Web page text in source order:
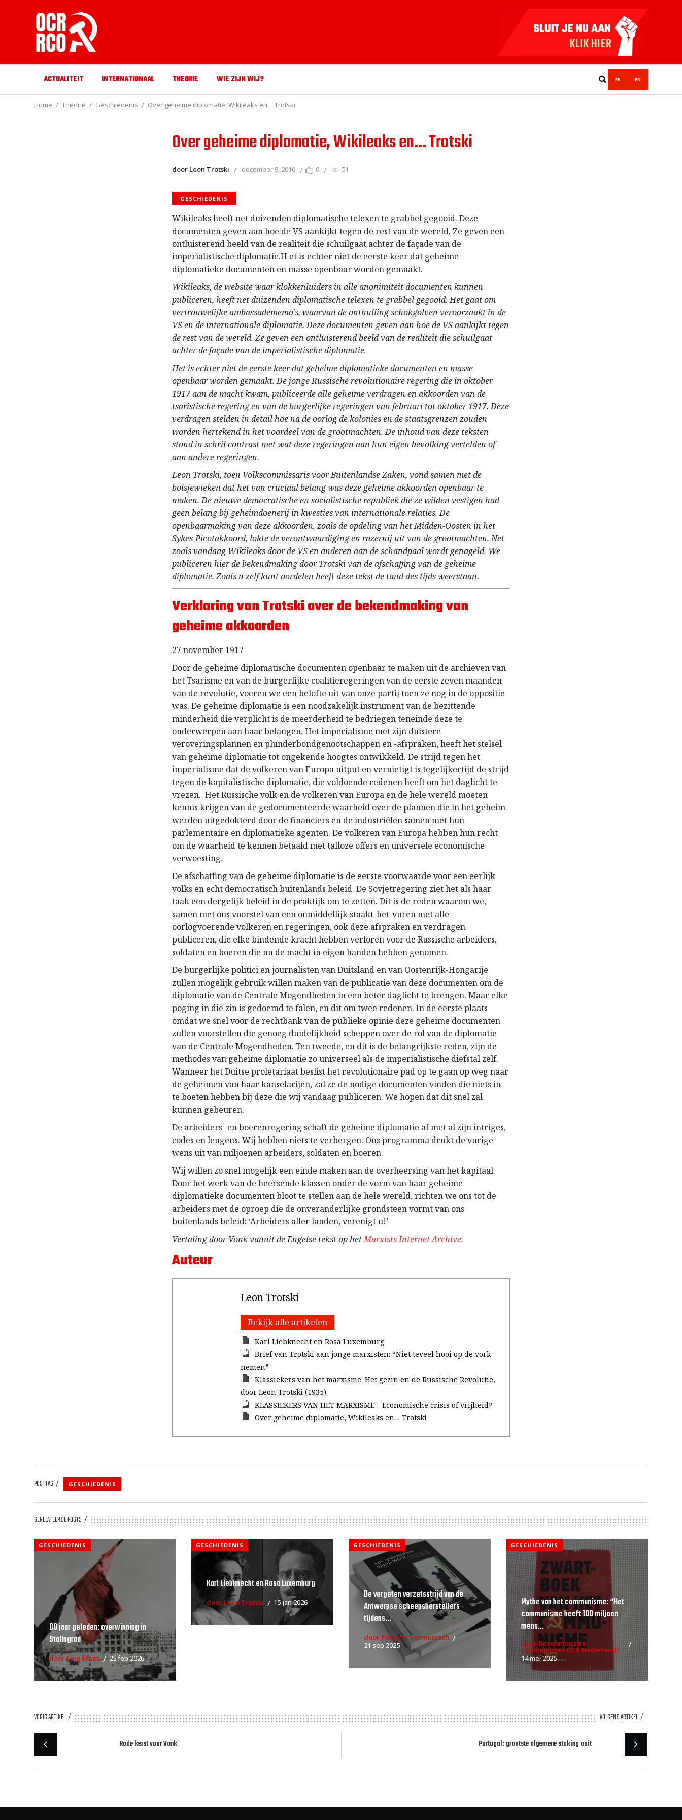
ACTUALITEIT INTERNATIONAAL THEORIE WIE ZIJN WIJ? FR EN
Home Theorie Geschiedenis Over geheime diplomatie, Wikileaks en… Trotski
Over geheime diplomatie, Wikileaks en… Trotski
door Leon Trotski december 9, 2010 0 51
GESCHIEDENIS
Wikileaks heeft net duizenden diplomatische telexen te grabbel gegooid. Deze
documenten geven aan hoe de VS aankijkt tegen de rest van de wereld. Ze geven een
ontluisterend beeld van de realiteit die schuilgaat achter de façade van de
imperialistische diplomatie.H et is echter niet de eerste keer dat geheime
diplomatieke documenten en masse openbaar worden gemaakt.
Wikileaks, de website waar klokkenluiders in alle anonimiteit documenten kunnen
publiceren, heeft net duizenden diplomatische telexen te grabbel gegooid. Het gaat om
vertrouwelijke ambassadememo’s, waarvan de onthulling schokgolven veroorzaakt in de
VS en de internationale diplomatie. Deze documenten geven aan hoe de VS aankijkt tegen
de rest van de wereld. Ze geven een ontluisterend beeld van de realiteit die schuilgaat
achter de façade van de imperialistische diplomatie.
Het is echter niet de eerste keer dat geheime diplomatieke documenten en masse
openbaar worden gemaakt. De jonge Russische revolutionaire regering die in oktober
1917 aan de macht kwam, publiceerde alle geheime verdragen en akkoorden van de
tsaristische regering en van de burgerlijke regeringen van februari tot oktober 1917. Deze
verdragen stelden in detail hoe na de oorlog de kolonies en de staatsgrenzen zouden
worden hertekend in het voordeel van de grootmachten. De inhoud van deze teksten
stond in schril contrast met wat deze regeringen aan hun eigen bevolking vertelden of
aan andere regeringen.
Leon Trotski, toen Volkscommissaris voor Buitenlandse Zaken, vond samen met de
bolsjewieken dat het van cruciaal belang was deze geheime akkoorden openbaar te
maken. De nieuwe democratische en socialistische republiek die ze wilden vestigen had
geen belang bij geheimdoenerij in kwesties van internationale relaties. De
openbaarmaking van deze akkoorden, zoals de opdeling van het Midden-Oosten in het
Sykes-Picotakkoord, lokte de verontwaardiging en razernij uit van de grootmachten. Net
zoals vandaag Wikileaks door de VS en anderen aan de schandpaal wordt genageld. We
publiceren hier de bekendmaking door Trotski van de afschaffing van de geheime
diplomatie. Zoals u zelf kunt oordelen heeft deze tekst de tand des tijds weerstaan.
Verklaring van Trotski over de bekendmaking van
geheime akkoorden
27 november 1917
Door de geheime diplomatische documenten openbaar te maken uit de archieven van
het Tsarisme en van de burgerlijke coalitieregeringen van de eerste zeven maanden
van de revolutie, voeren we een belofte uit van onze partij toen ze nog in de oppositie
was. De geheime diplomatie is een noodzakelijk instrument van de bezittende
minderheid die verplicht is de meerderheid te bedriegen teneinde deze te
onderwerpen aan haar belangen. Het imperialisme met zijn duistere
veroveringsplannen en plunderbondgenootschappen en -afspraken, heeft het stelsel
van geheime diplomatie tot ongekende hoogtes ontwikkeld. De strijd tegen het
imperialisme dat de volkeren van Europa uitput en vernietigt is tegelijkertijd de strijd
tegen de kapitalistische diplomatie, die voldoende redenen heeft om het daglicht te
vrezen. Het Russische volk en de volkeren van Europa en de hele wereld moeten
kennis krijgen van de gedocumenteerde waarheid over de plannen die in het geheim
werden uitgedokterd door de financiers en de industriëlen samen met hun
parlementaire en diplomatieke agenten. De volkeren van Europa hebben hun recht
om de waarheid te kennen betaald met talloze offers en universele economische
verwoesting.
De afschaffing van de geheime diplomatie is de eerste voorwaarde voor een eerlijk
volks en echt democratisch buitenlands beleid. De Sovjetregering ziet het als haar
taak een dergelijk beleid in de praktijk om te zetten. Dit is de reden waarom we,
samen met ons voorstel van een onmiddellijk staakt-het-vuren met alle
oorlogvoerende volkeren en regeringen, ook deze afspraken en verdragen
publiceren, die elke bindende kracht hebben verloren voor de Russische arbeiders,
soldaten en boeren die nu de macht in eigen handen hebben genomen.
De burgerlijke politici en journalisten van Duitsland en van Oostenrijk-Hongarije
zullen mogelijk gebruik willen maken van de publicatie van deze documenten om de
diplomatie van de Centrale Mogendheden in een beter daglicht te brengen. Maar elke
poging in die zin is gedoemd te falen, en dit om twee redenen. In de eerste plaats
omdat we snel voor de rechtbank van de publieke opinie deze geheime documenten
zullen voorstellen die genoeg duidelijkheid scheppen over de rol van de diplomatie
van de Centrale Mogendheden. Ten tweede, en dit is de belangrijkste reden, zijn de
methodes van geheime diplomatie zo universeel als de imperialistische diefstal zelf.
Wanneer het Duitse proletariaat beslist het revolutionaire pad op te gaan op weg naar
de geheimen van haar kanselarijen, zal ze de nodige documenten vinden die niets in
te boeten hebben bij deze die wij vandaag publiceren. We hopen dat dit snel zal
kunnen gebeuren.
De arbeiders- en boerenregering schaft de geheime diplomatie af met al zijn intriges,
codes en leugens. Wij hebben niets te verbergen. Ons programma drukt de vurige
wens uit van miljoenen arbeiders, soldaten en boeren.
Wij willen zo snel mogelijk een einde maken aan de overheersing van het kapitaal.
Door het werk van de heersende klassen onder de vorm van haar geheime
diplomatieke documenten bloot te stellen aan de hele wereld, richten we ons tot de
arbeiders met de oproep die de onveranderlijke grondsteen vormt van ons
buitenlands beleid: ‘Arbeiders aller landen, verenigt u!’
Vertaling door Vonk vanuit de Engelse tekst op hetMarxists Internet Archive.
Auteur
Leon Trotski
Bekijk alle artikelen
Karl Liebknecht en Rosa Luxemburg
Brief van Trotski aan jonge marxisten: “Niet teveel hooi op de vork
nemen”
Klassiekers van het marxisme: Het gezin en de Russische Revolutie,
door Leon Trotski (1935)
KLASSIEKERS VAN HET MARXISME – Economische crisis of vrijheid?
Over geheime diplomatie, Wikileaks en… Trotski
POSTTAG GESCHIEDENIS
GERELATEERDE POSTS
GESCHIEDENIS
80 jaar geleden: overwinning in
Stalingrad
door Filip Staes 25 feb 2026
GESCHIEDENIS
Karl Liebknecht en Rosa Luxemburg
door Leon Trotski 15 jan 2026
GESCHIEDENIS
De vergeten verzetsstrijd van de
Antwerpse scheepsherstellers
tijdens...
door Paulette Vermeersch
21 sep 2025
GESCHIEDENIS
Mythe van het communisme: “Het
communisme heeft 100 miljoen
mens...
door Revolutionaire
Communisten (ICR Nederland)
14 mei 2025
VORIG ARTIKEL VOLGEND ARTIKEL
Rode kerst voor Vonk Portugal: grootste algemene staking ooit